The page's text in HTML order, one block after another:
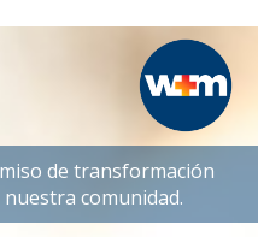
de transformación
comunidad.